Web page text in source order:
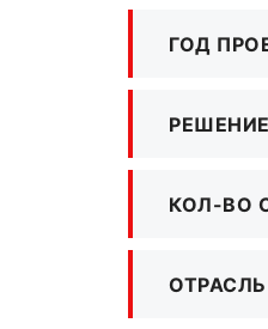
ГОД
РЕШЕНИЕ
КОЛ-ВО
ОТРАСЛЬ